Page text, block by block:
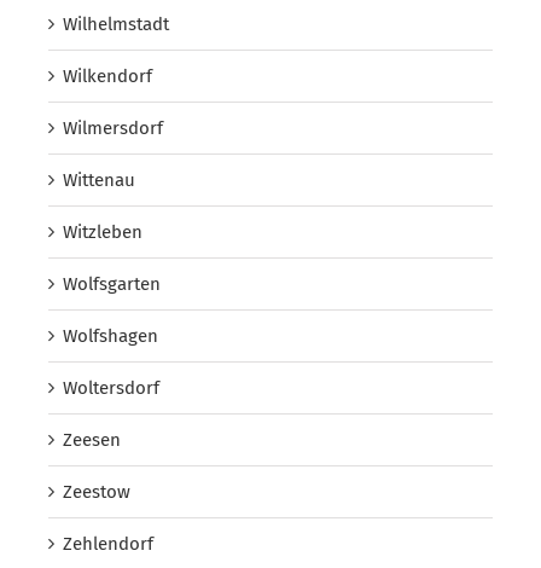
Wilhelmstadt
Wilkendorf
Wilmersdorf
Wittenau
Witzleben
Wolfsgarten
Wolfshagen
Woltersdorf
Zeesen
Zeestow
Zehlendorf